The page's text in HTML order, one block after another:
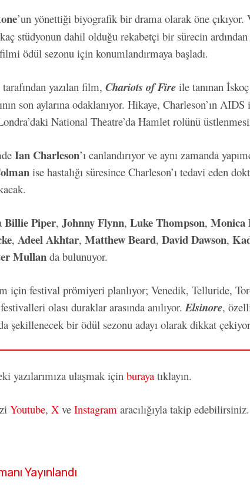
’un yönettiği biyografik bir drama olarak öne çıkıyor.
stüdyonun dahil olduğu rekabetçi bir sürecin
filmi ödül sezonu için konumlandırmaya başladı.
tarafından yazılan film, Chariots of Fire ile tanınan
son aylarına odaklanıyor. Hikaye, Charleson’ın
National Theatre’da Hamlet rolünü
Ian Charleson’ı canlandırıyor ve aynı zamanda
ise hastalığı süresince Charleson’ı tedavi eden
Billie Piper, Johnny Flynn, Luke Thompson, Monica
, Adeel Akhtar, Matthew Beard, David Dawson,
Mullan da bulunuyor.
için festival prömiyeri planlıyor; Venedik, Telluride,
olası duraklar arasında anılıyor.Elsinore,
şekillenecek bir ödül sezonu adayı olarak dikkat
yazılarımıza ulaşmak içinburaya tıklayın.
Youtube, X ve Instagram aracılığıyla takip edebilirsiniz.
Yayınlandı